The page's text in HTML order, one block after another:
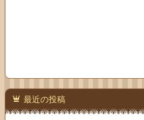
最近の投稿